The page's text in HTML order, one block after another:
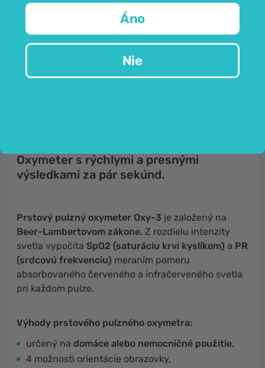
ktoré rýchlo a jednoducho meriasaturáciu krvi
srdcovú frekvenciu.
krvi kyslíkom nám hovorí, koľko kyslíka je v našej krvi.
Meraním môžete zistiť:
či je hladina kyslíka v krvi primeraná, alebo či
potrebujete viac kyslíka,
Oxymeter s rýchlymi a presnými
výsledkami za pár sekúnd.
Prstový pulzný oxymeter Oxy-3 je založený na
Beer-Lambertovom zákone. Z rozdielu intenzity
svetla vypočíta SpO2 (saturáciu krvi kyslíkom) a PR
(srdcovú frekvenciu) meraním pomeru
absorbovaného červeného a infračerveného svetla
pri každom pulze.
Výhody prstového pulzného oxymetra:
určený na domáce alebo nemocničné použitie,
4 možnosti orientácie obrazovky,
Áno
Nie